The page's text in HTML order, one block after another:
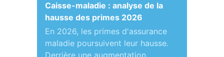
Caisse-maladie : analyse de la
hausse des primes 2026
En 2026, les primes d'assurance
maladie poursuivent leur hausse.